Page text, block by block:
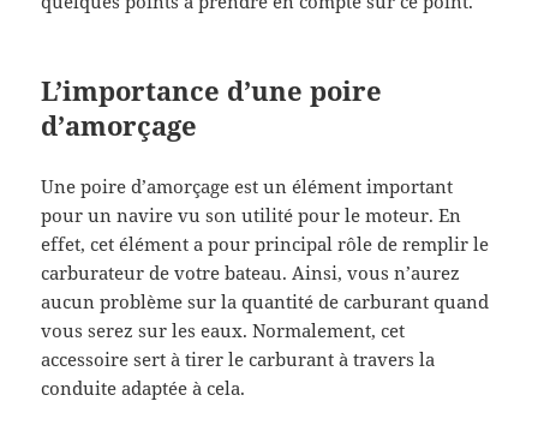
L’importance d’une poire
d’amorçage
Une poire d’amorçage est un élément important
pour un navire vu son utilité pour le moteur. En
effet, cet élément a pour principal rôle de remplir le
carburateur de votre bateau. Ainsi, vous n’aurez
aucun problème sur la quantité de carburant quand
vous serez sur les eaux. Normalement, cet
accessoire sert à tirer le carburant à travers la
conduite adaptée à cela.